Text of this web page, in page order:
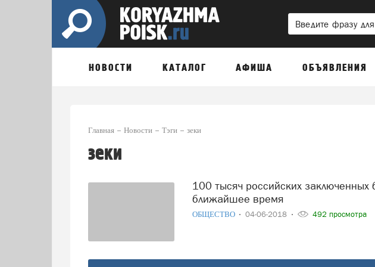
НОВОСТИ КАТАЛОГ АФИША ОБЪЯВЛЕНИЯ
Главная Новости Тэги зеки
зеки
100 тысяч российских заключенных будут освобождены в
ближайшее время
ОБЩЕСТВО 04-06-2018 492 просмотра